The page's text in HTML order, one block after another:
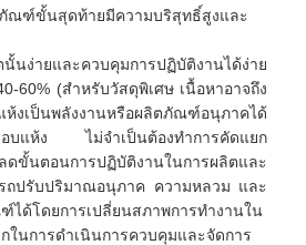
งเหวี่ยงความเร็วสูง
ซ์เบดแบบสั่น
บสูญญากาศ
ณฑ์ขั้นสุดท้ายมีความบริสุทธิ์สูงและ
ายและควบคุมการปฏิบัติงานได้ง่าย
60% (สำหรับวัสดุพิเศษ เนื้อหาอาจถึง
งเป็นพลังงานหรือผลิตภัณฑ์อนุภาคได้
รอบแห้ง ไม่จำเป็นต้องทำการคัดแยก
ขั้นตอนการปฏิบัติงานในการผลิตและ
ถปรับปริมาณอนุภาค ความหลวม และ
ด้โดยการเปลี่ยนสภาพการทำงานใน
ในการดำเนินการควบคุมและจัดการ